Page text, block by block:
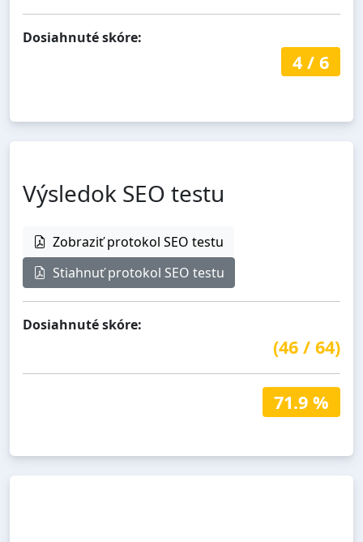
Dosiahnuté skóre:
4/ 6
Výsledok SEO testu
Zobraziť protokol SEO testu
Stiahnuť protokol SEO testu
Dosiahnuté skóre:
(46 / 64)
71.9 %